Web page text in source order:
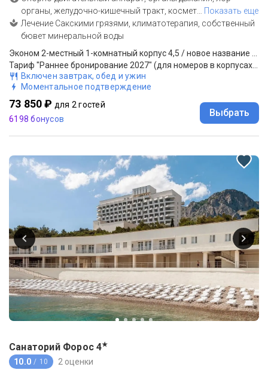
органы, желудочно-кишечный тракт, космет
Показать еще
Лечение Сакскими грязями, климатотерапия, собственный
бювет минеральной воды
Включен завтрак, обед и ужин
Моментальное подтверждение
73 850 ₽ для 2 гостей
6198 бонусов
Выбрать
Санаторий Форос 4★
10.0 / 10 2 оценки